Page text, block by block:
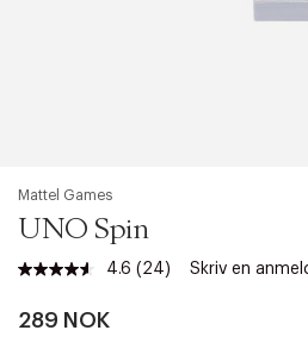
Mattel Games
UNO Spin
4.6 Les
(24) Skriv en
289 NOK